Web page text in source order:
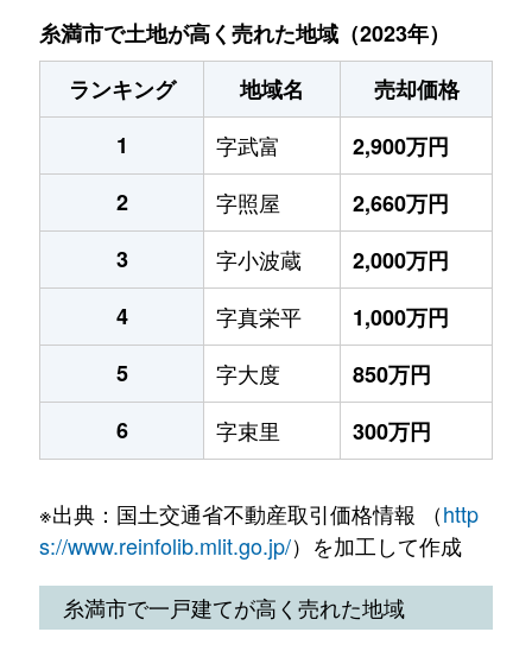
糸満市で土地が高く売れた地域（2023年）
ランキング
地域名
売却価格
1
字武富
2,900万円
2
字照屋
2,660万円
3
字小波蔵
2,000万円
4
字真栄平
1,000万円
5
字大度
850万円
6
字束里 300万円
※出典：国土交通省不動産取引価格情報 （http
s://www.reinfolib.mlit.go.jp/）を加工して作成
糸満市で一戸建てが高く売れた地域